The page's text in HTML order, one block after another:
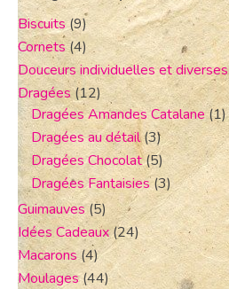
Biscuits(9)
Cornets(4)
Douceurs individuelles et diverses
Dragées(12)
Dragées Amandes Catalane(1)
Dragées au détail(3)
Dragées Chocolat(5)
Dragées Fantaisies (3)
Guimauves (5)
Idées Cadeaux(24)
Macarons(4)
Moulages(44)